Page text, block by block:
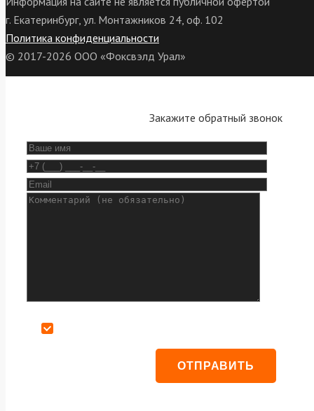
г. Екатеринбург, ул. Монтажников 24, оф. 102
Политика конфиденциальности
© 2017-2026 ООО «Фоксвэлд Урал»
Закажите обратный звонок